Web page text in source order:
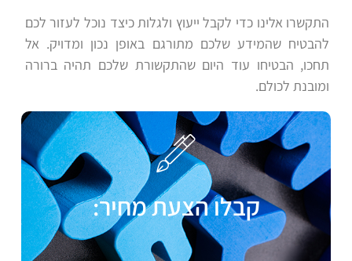
התקשרו אלינו כדי לקבל ייעוץ ולגלות כיצד נוכל לעזור לכם
להבטיח שהמידע שלכם מתורגם באופן נכון ומדויק. אל
תחכו, הבטיחו עוד היום שהתקשורת שלכם תהיה ברורה
ומובנת לכולם.
קבלו הצעת מחיר: